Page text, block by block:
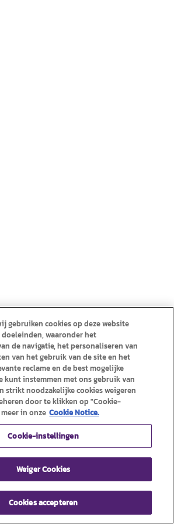
gebruiken cookies op deze website
waaronder het
de navigatie, het personaliseren van
van het gebruik van de site en het
reclame en de best mogelijke
kunt instemmen met ons gebruik van
strikt noodzakelijke cookies weigeren
door te klikken op "Cookie-
in onze Cookie Notice.
Cookie-instellingen
Weiger Cookies
Cookies accepteren